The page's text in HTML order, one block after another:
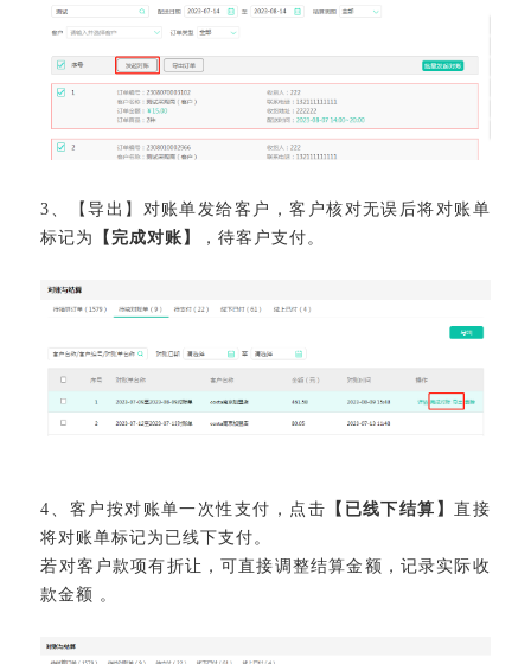
3
【导出】对账单发给客户，客户核对无误后将对账单
标记为
【完成对账】 ，待客户支付。
4 、 客户按对账单一次性支付，点击 【已线下结算】直接
将对账单标记为已线下支付。
若对客户款项有折让，可直接调整结算金额，记录实际收
款金额 。